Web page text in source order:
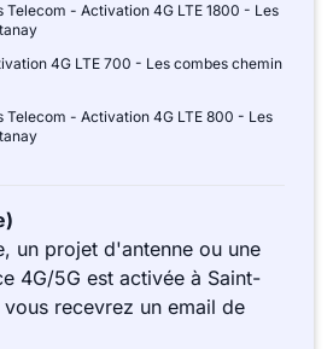
Telecom - Activation 4G LTE 1800 - Les
4G LTE 700 - Les combes chemin
Telecom - Activation 4G LTE 800 - Les
un projet d'antenne ou une
4G/5G est activée à Saint-
vous recevrez un email de